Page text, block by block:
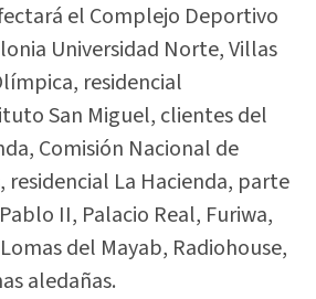
el Complejo Deportivo
Universidad Norte, Villas
residencial
San Miguel, clientes del
Comisión Nacional de
residencial La Hacienda, parte
II, Palacio Real, Furiwa,
del Mayab, Radiohouse,
aledañas.